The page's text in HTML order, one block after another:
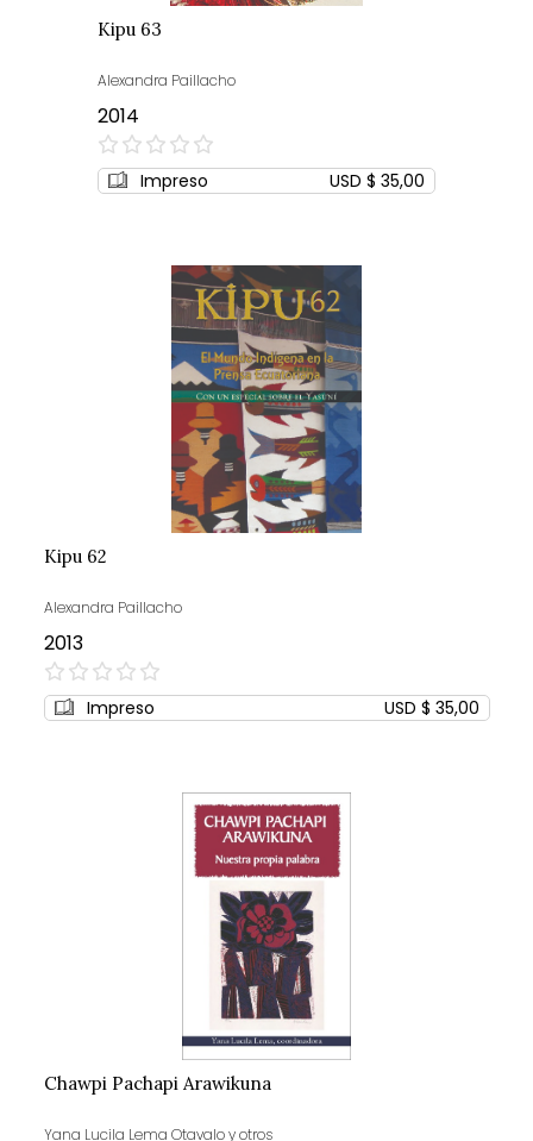
Kipu 63
Alexandra Paillacho
2014
0%
Impreso USD $ 35,00
Kipu 62
Alexandra Paillacho
2013
0%
Impreso USD $ 35,00
Chawpi Pachapi Arawikuna
Yana Lucila Lema Otavalo y otros